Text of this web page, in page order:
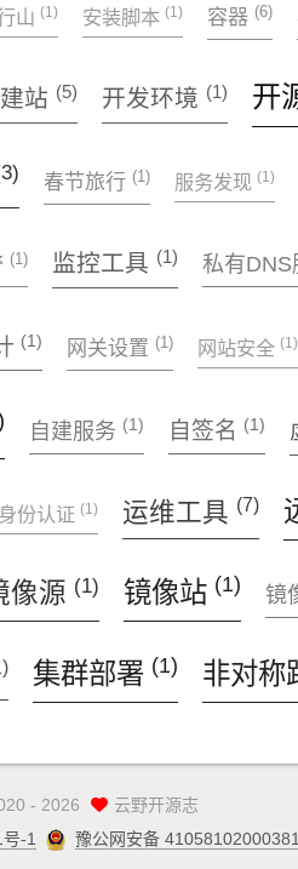
山 (1) 安装脚本 (1) 容器 (6)
建站 (5) 开发环境 (1) 开
春节旅行 (1) 服务发现 (1)
(1) 监控工具 (1) 私有DNS
(1) 网关设置 (1) 网站安全 (1)
自建服务 (1) 自签名 (1)
身份认证 (1) 运维工具 (7)
像源 (1) 镜像站 (1) 镜
集群部署 (1) 非对称
- 2026
云野开源志
-1
豫公网安备